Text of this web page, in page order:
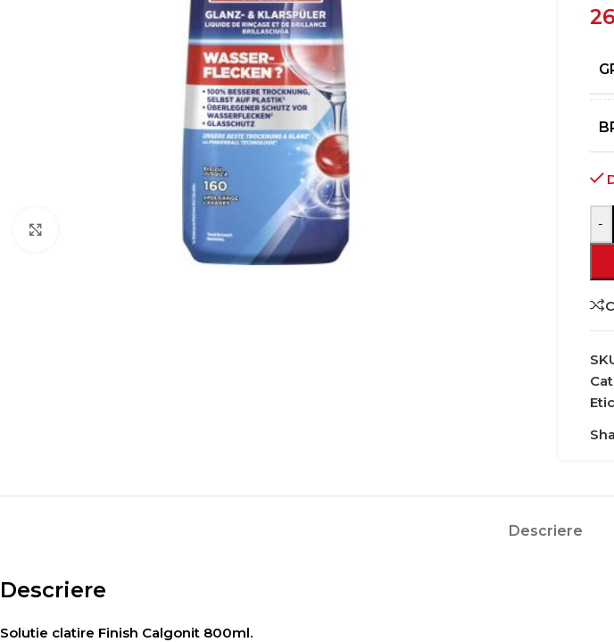
-
Descriere
Descriere
Solutie clatire Finish Calgonit 800ml.